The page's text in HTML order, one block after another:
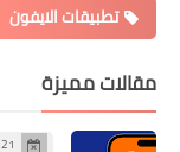
تطبيقات الايفون
مقالات مميزة
21 سبتمبر 2024